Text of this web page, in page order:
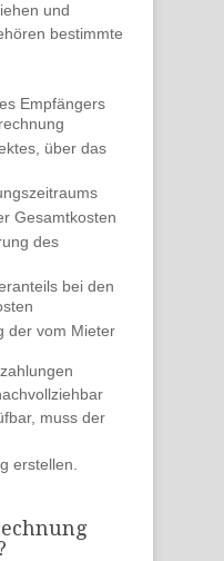
und
bestimmte
Empfängers
, über das
Gesamtkosten
des
bei den
der vom Mieter
muss der
erstellen.